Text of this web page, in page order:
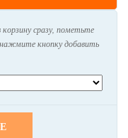
сразу, пометьте
кнопку добавить